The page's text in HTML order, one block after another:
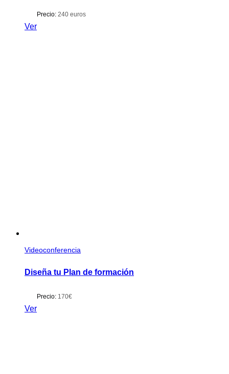
Precio: 240 euros
Ver
Videoconferencia
Diseña tu Plan de formación
Precio: 170€
Ver